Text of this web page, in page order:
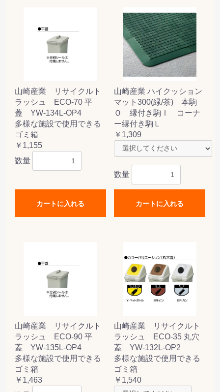
山崎産業 リサイクルト
ラッシュ ECO-70 平
蓋 YW-134L-OP4
多様な施設で使用できる
ゴミ箱
￥1,155
数量
カートに入れる
山崎産業 ハイクッション
マット300(緑/茶) 本駒
Ｏ 縁付き駒Ｉ コーナ
ー縁付き駒Ｌ
￥1,309
数量
カートに入れる
山崎産業 リサイクルト
ラッシュ ECO-90 平
蓋 YW-135L-OP4
多様な施設で使用できる
ゴミ箱
￥1,463
山崎産業 リサイクルト
ラッシュ ECO-35 丸穴
蓋 YW-132L-OP2
多様な施設で使用できる
ゴミ箱
￥1,540